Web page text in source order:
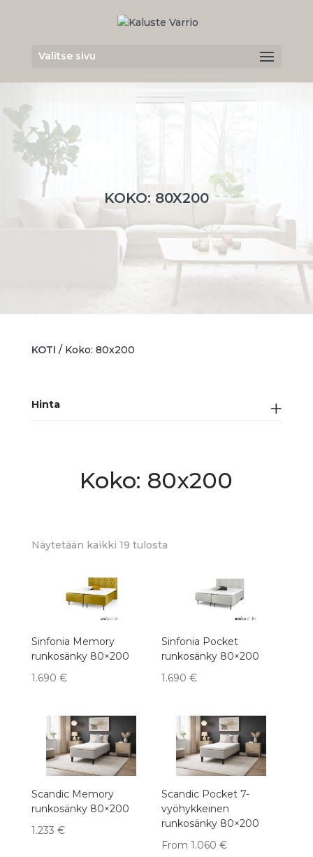
Valitse sivu
KOKO: 80X200
KOTI / Koko: 80x200
Hinta
Koko: 80x200
Näytetään kaikki 19 tulostaSorted
Sinfonia Memory
runkosänky 80×200
1.690 €
Sinfonia Pocket
runkosänky 80×200
1.690€
Scandic Memory
runkosänky 80×200
1.233 €
Scandic Pocket 7-
vyöhykkeinen
runkosänky 80×200
From 1.060€